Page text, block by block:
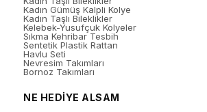
Kadın Gümüş Kalpli Kolye
Kadın Taşlı Bileklikler
Kelebek-Yusufçuk Kolyeler
Sıkma Kehribar Tesbih
Sentetik Plastik Rattan
Havlu Seti
Nevresim Takımları
Bornoz Takımları
NE HEDİYE ALSAM